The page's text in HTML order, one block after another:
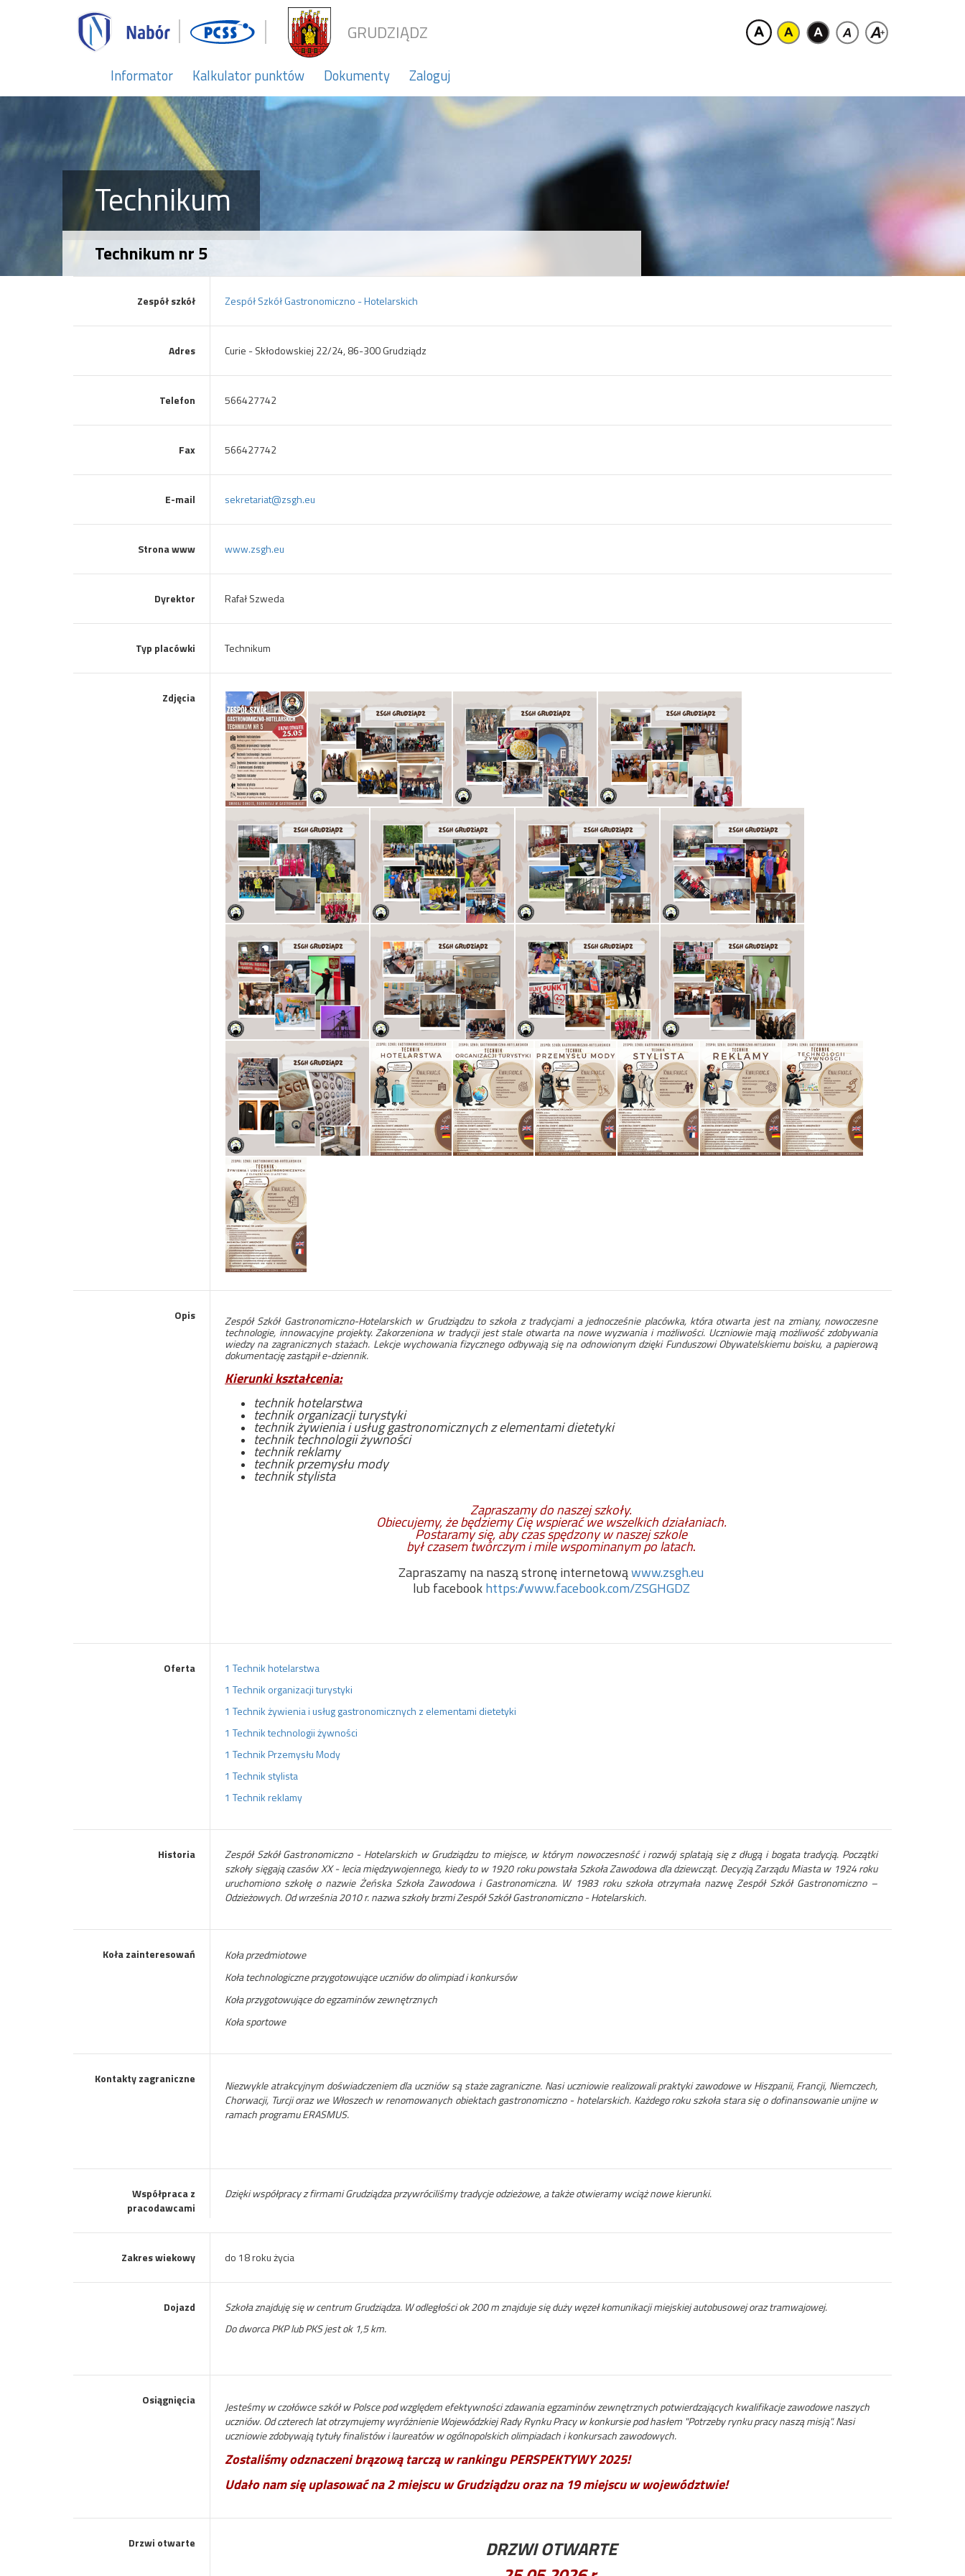
GRUDZIĄDZ
Informator Kalkulator punktów Dokumenty Zaloguj
Technikum
Technikum nr 5
Zespół szkół Zespół Szkół Gastronomiczno - Hotelarskich
Adres Curie - Skłodowskiej 22/24, 86-300 Grudziądz
Telefon 566427742
Fax 566427742
E-mail sekretariat@zsgh.eu
Strona www www.zsgh.eu
Dyrektor Rafał Szweda
Typ placówki Technikum
Zdjęcia
Opis Zespół Szkół Gastronomiczno-Hotelarskich w Grudziądzu to szkoła z tradycjami a jednocześnie placówka, która otwarta jest na zmiany, nowoczesne
technologie, innowacyjne projekty. Zakorzeniona w tradycji jest stale otwarta na nowe wyzwania i możliwości. Uczniowie mają możliwość zdobywania
wiedzy na zagranicznych stażach. Lekcje wychowania fizycznego odbywają się na odnowionym dzięki Funduszowi Obywatelskiemu boisku, a papierową
dokumentację zastąpił e-dziennik.
Kierunki kształcenia:
technik hotelarstwa
technik organizacji turystyki
technik żywienia i usług gastronomicznych z elementami dietetyki
technik technologii żywności
technik reklamy
technik przemysłu mody
technik stylista
Zapraszamy do naszej szkoły.
Obiecujemy, że będziemy Cię wspierać we wszelkich działaniach.
Postaramy się, aby czas spędzony w naszej szkole
był czasem twórczym i mile wspominanym po latach.
Zapraszamy na naszą stronę internetowąwww.zsgh.eu
lub facebookhttps://www.facebook.com/ZSGHGDZ
Oferta
1 Technik hotelarstwa
1 Technik organizacji turystyki
1 Technik żywienia i usług gastronomicznych z elementami dietetyki
1 Technik technologii żywności
1 Technik Przemysłu Mody
1 Technik stylista
1 Technik reklamy
Historia
Zespół Szkół Gastronomiczno - Hotelarskich w Grudziądzu to miejsce, w którym nowoczesność i rozwój splatają się z długą i bogata tradycją. Początki
szkoły sięgają czasów XX - lecia międzywojennego, kiedy to w 1920 roku powstała Szkoła Zawodowa dla dziewcząt. Decyzją Zarządu Miasta w 1924 roku
uruchomiono szkołę o nazwie Żeńska Szkoła Zawodowa i Gastronomiczna. W 1983 roku szkoła otrzymała nazwę Zespół Szkół Gastronomiczno –
Odzieżowych. Od września 2010 r. nazwa szkoły brzmi Zespół Szkół Gastronomiczno - Hotelarskich.
Koła zainteresowań
Koła przedmiotowe
Koła technologiczne przygotowujące uczniów do olimpiad i konkursów
Koła przygotowujące do egzaminów zewnętrznych
Koła sportowe
Kontakty zagraniczne
Niezwykle atrakcyjnym doświadczeniem dla uczniów są staże zagraniczne. Nasi uczniowie realizowali praktyki zawodowe w Hiszpanii, Francji, Niemczech,
Chorwacji, Turcji oraz we Włoszech w renomowanych obiektach gastronomiczno - hotelarskich. Każdego roku szkoła stara się o dofinansowanie unijne w
ramach programu ERASMUS.
Współpraca z
pracodawcami
Dzięki współpracy z firmami Grudziądza przywróciliśmy tradycje odzieżowe, a także otwieramy wciąż nowe kierunki.
Zakres wiekowy do 18 roku życia
Dojazd
Szkoła znajduję się w centrum Grudziądza. W odległości ok 200 m znajduje się duży węzeł komunikacji miejskiej autobusowej oraz tramwajowej.
Do dworca PKP lub PKS jest ok 1,5 km.
Osiągnięcia
Jesteśmy w czołówce szkół w Polsce pod względem efektywności zdawania egzaminów zewnętrznych potwierdzających kwalifikacje zawodowe naszych
uczniów. Od czterech lat otrzymujemy wyróżnienie Wojewódzkiej Rady Rynku Pracy w konkursie pod hasłem "Potrzeby rynku pracy naszą misją". Nasi
uczniowie zdobywają tytuły finalistów i laureatów w ogólnopolskich olimpiadach i konkursach zawodowych.
Zostaliśmy odznaczeni brązową tarczą w rankingu PERSPEKTYWY 2025!
Udało nam się uplasować na 2 miejscu w Grudziądzu oraz na 19 miejscu w województwie!
Drzwi otwarte
DRZWI OTWARTE